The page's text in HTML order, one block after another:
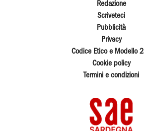
Redazione
Scriveteci
Pubblicità
Privacy
Codice Etico e Modello
Cookie policy
Termini e condizioni